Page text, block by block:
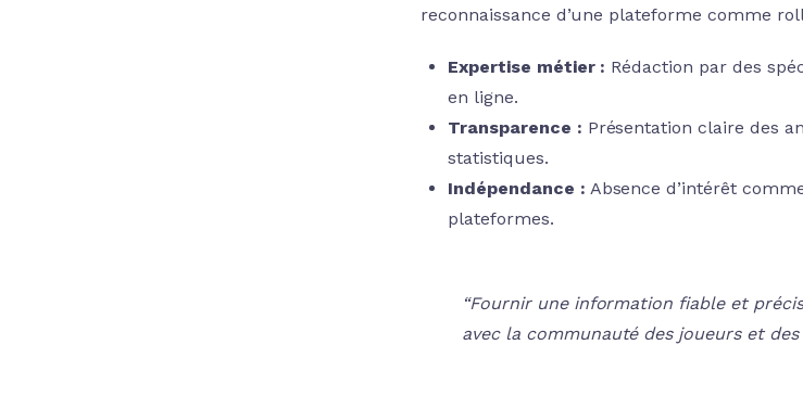
reconnaissance d’une plateforme comme
Expertise métier : Rédaction par des
en ligne.
Transparence : Présentation claire des
statistiques.
Indépendance : Absence d’intérêt
plateformes.
“Fournir une information fiable et
avec la communauté des joueurs et